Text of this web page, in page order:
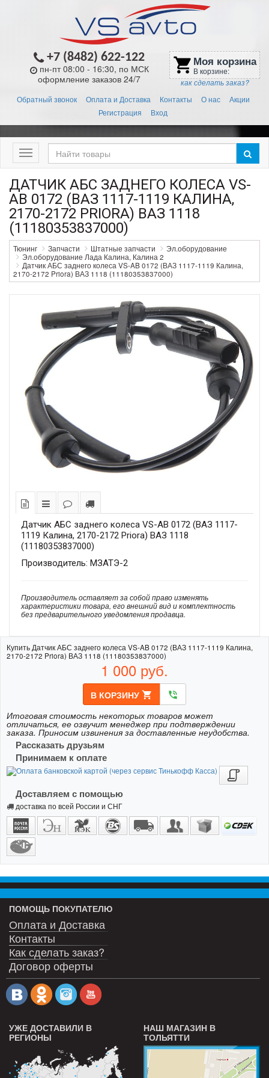
+7 (8482) 622-122
пн-пт 08:00 - 16:30, по МСК
оформление заказов 24/7
shopping_cart Моя корзина
В корзине:
как сделать заказ?
Обратный звонок Оплата и Доставка Контакты О нас
Акции
Регистрация
Вход
Меню
ДАТЧИК АБС ЗАДНЕГО КОЛЕСА VS-
AB 0172 (ВАЗ 1117-1119 КАЛИНА,
2170-2172 PRIORA) ВАЗ 1118
(11180353837000)
Тюнинг Запчасти Штатные запчасти
Эл.оборудование
Эл.оборудование Лада Калина, Калина 2
Датчик АБС заднего колеса VS-AB 0172 (ВАЗ 1117-1119 Калина,
2170-2172 Priora) ВАЗ 1118 (11180353837000)
Датчик АБС заднего колеса VS-AB 0172 (ВАЗ 1117-
1119 Калина, 2170-2172 Priora) ВАЗ 1118
(11180353837000)
Производитель: МЗАТЭ-2
Производитель оставляет за собой право изменять
характеристики товара, его внешний вид и комплектность
без предварительного уведомления продавца.
Купить Датчик АБС заднего колеса VS-AB 0172 (ВАЗ 1117-1119 Калина,
2170-2172 Priora) ВАЗ 1118 (11180353837000)
1 000 руб.
В КОРЗИНУ shopping_cart phone_in_talk
Итоговая стоимость некоторых товаров может
отличаться, ее озвучит менеджер при подтверждении
заказа. Приносим извинения за доставленные неудобства.
Рассказать друзьям
Принимаем к оплате
Доставляем с помощью
доставка по всей России и СНГ
ПОМОЩЬ ПОКУПАТЕЛЮ
Оплата и Доставка
Контакты
Как сделать заказ?
Договор оферты
УЖЕ ДОСТАВИЛИ В
РЕГИОНЫ
НАШ МАГАЗИН В
ТОЛЬЯТТИ